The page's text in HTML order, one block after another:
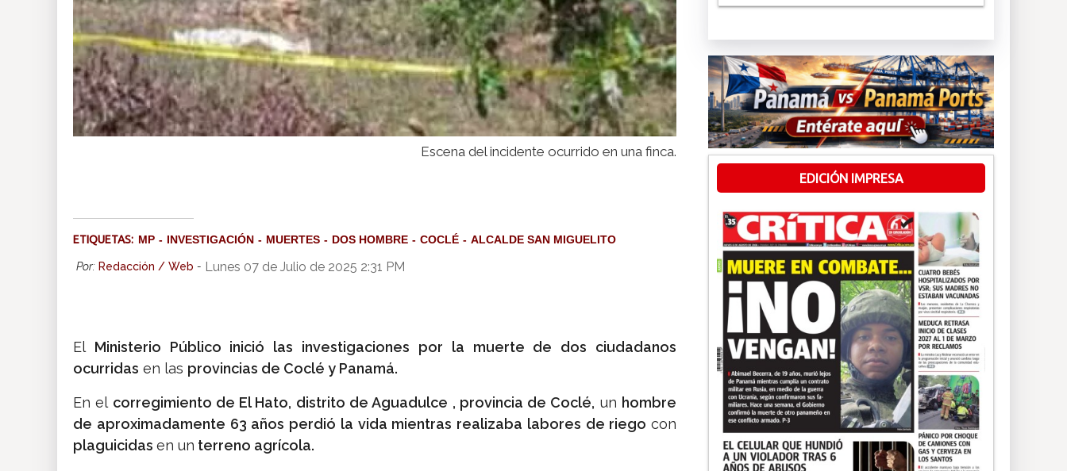
Escena del incidente ocurrido en una finca.
ETIQUETAS: MP INVESTIGACIÓN MUERTES DOS HOMBRE COCLÉ ALCALDE SAN MIGUELITO
Por: Redacción / Web - Lunes 07 de Julio de 2025 2:31 PM
El Ministerio Público inició las investigaciones por la muerte de dos ciudadanos
ocurridas en las provincias de Coclé y Panamá.
En elcorregimiento de El Hato, distrito de Aguadulce , provincia de Coclé, un hombre
de aproximadamente 63 años perdió la vida mientras realizaba labores de riego con
plaguicidas en un terreno agrícola.
EDICIÓN IMPRESA